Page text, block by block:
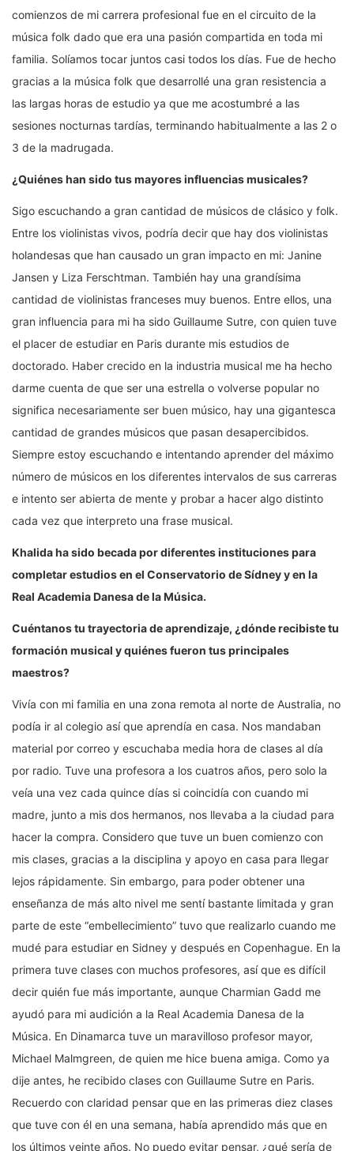
comienzos de mi carrera profesional fue en el circuito de la
música folk dado que era una pasión compartida en toda mi
familia. Solíamos tocar juntos casi todos los días. Fue de hecho
gracias a la música folk que desarrollé una gran resistencia a
las largas horas de estudio ya que me acostumbré a las
sesiones nocturnas tardías, terminando habitualmente a las 2 o
3 de la madrugada.
¿Quiénes han sido tus mayores influencias musicales?
Sigo escuchando a gran cantidad de músicos de clásico y folk.
Entre los violinistas vivos, podría decir que hay dos violinistas
holandesas que han causado un gran impacto en mi: Janine
Jansen y Liza Ferschtman. También hay una grandísima
cantidad de violinistas franceses muy buenos. Entre ellos, una
gran influencia para mi ha sido Guillaume Sutre, con quien tuve
el placer de estudiar en Paris durante mis estudios de
doctorado. Haber crecido en la industria musical me ha hecho
darme cuenta de que ser una estrella o volverse popular no
significa necesariamente ser buen músico, hay una gigantesca
cantidad de grandes músicos que pasan desapercibidos.
Siempre estoy escuchando e intentando aprender del máximo
número de músicos en los diferentes intervalos de sus carreras
e intento ser abierta de mente y probar a hacer algo distinto
cada vez que interpreto una frase musical.
Khalida ha sido becada por diferentes instituciones para
completar estudios en el Conservatorio de Sídney y en la
Real Academia Danesa de la Música.
Cuéntanos tu trayectoria de aprendizaje, ¿dónde recibiste tu
formación musical y quiénes fueron tus principales
maestros?
Vivía con mi familia en una zona remota al norte de Australia, no
podía ir al colegio así que aprendía en casa. Nos mandaban
material por correo y escuchaba media hora de clases al día
por radio. Tuve una profesora a los cuatros años, pero solo la
veía una vez cada quince días si coincidía con cuando mi
madre, junto a mis dos hermanos, nos llevaba a la ciudad para
hacer la compra. Considero que tuve un buen comienzo con
mis clases, gracias a la disciplina y apoyo en casa para llegar
lejos rápidamente. Sin embargo, para poder obtener una
enseñanza de más alto nivel me sentí bastante limitada y gran
parte de este “embellecimiento” tuvo que realizarlo cuando me
mudé para estudiar en Sidney y después en Copenhague. En la
primera tuve clases con muchos profesores, así que es difícil
decir quién fue más importante, aunque Charmian Gadd me
ayudó para mi audición a la Real Academia Danesa de la
Música. En Dinamarca tuve un maravilloso profesor mayor,
Michael Malmgreen, de quien me hice buena amiga. Como ya
dije antes, he recibido clases con Guillaume Sutre en Paris.
Recuerdo con claridad pensar que en las primeras diez clases
que tuve con él en una semana, había aprendido más que en
los últimos veinte años. No puedo evitar pensar, ¿qué sería de